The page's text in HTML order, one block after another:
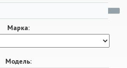
Марка:
Модель: